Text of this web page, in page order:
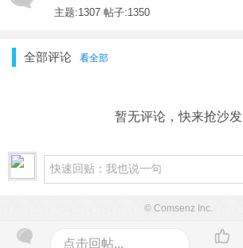
主题:1307 帖子:1350
全部评论 看全部
暂无评论，快来抢沙发
点击回帖...
© Comsenz Inc.